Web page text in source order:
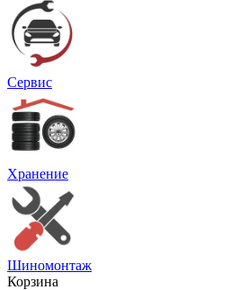
Сервис
Хранение
Шиномонтаж
Корзина